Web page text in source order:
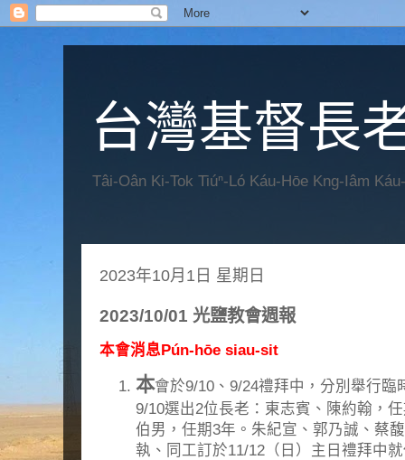
台灣基督長
Tâi-Oân Ki-Tok Tiúⁿ-Ló Káu-Hōe Kng-Iâm
2023年10月1日 星期日
2023/10/01 光鹽教會週報
本會消息Pún-hōe siau-sit
本會於9/10、9/24禮拜中，分別舉行
9/10選出2位長老：東志賓、陳約翰，
伯男，任期3年。朱紀宣、郭乃誠、蔡
執、同工訂於11/12（日）主日禮拜中